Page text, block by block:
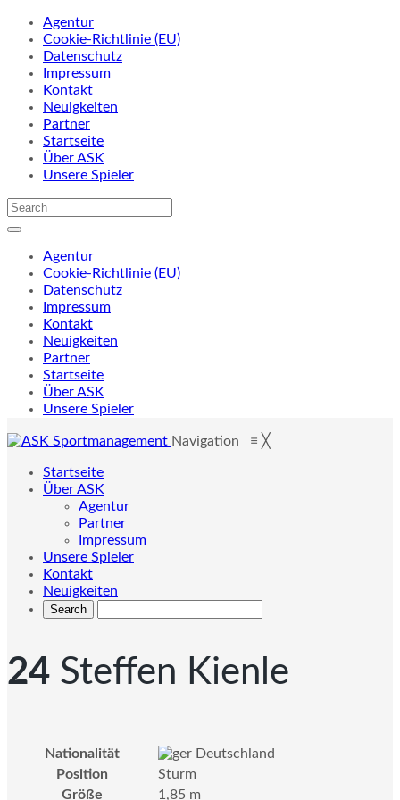
Agentur
Cookie-Richtlinie (EU)
Datenschutz
Impressum
Kontakt
Neuigkeiten
Partner
Startseite
Über ASK
Unsere Spieler
Agentur
Cookie-Richtlinie (EU)
Datenschutz
Impressum
Kontakt
Neuigkeiten
Partner
Startseite
Über ASK
Unsere Spieler
Navigation ≡ ╳
Startseite
Über ASK
Agentur
Partner
Impressum
Unsere Spieler
Kontakt
Neuigkeiten
24 Steffen Kienle
Nationalität
Deutschland
Position
Sturm
Größe
1,85 m